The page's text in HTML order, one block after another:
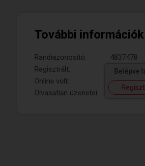
További információk
Randiazonosító:
4837478
Regisztrált:
Online volt:
Olvasatlan üzenetei:
Belépve